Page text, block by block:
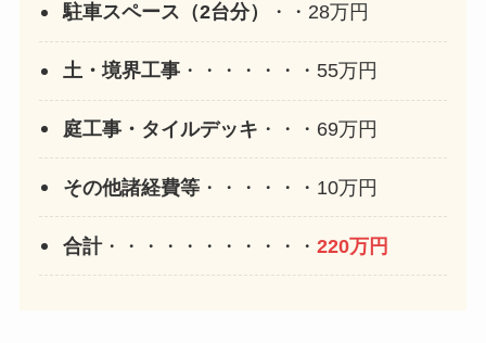
駐車スペース（2台分） ・・28万円
土・境界工事 ・・・・・・・55万円
庭工事・タイルデッキ ・・・69万円
その他諸経費等 ・・・・・・10万円
合計・・・・・・・・・・・220万円